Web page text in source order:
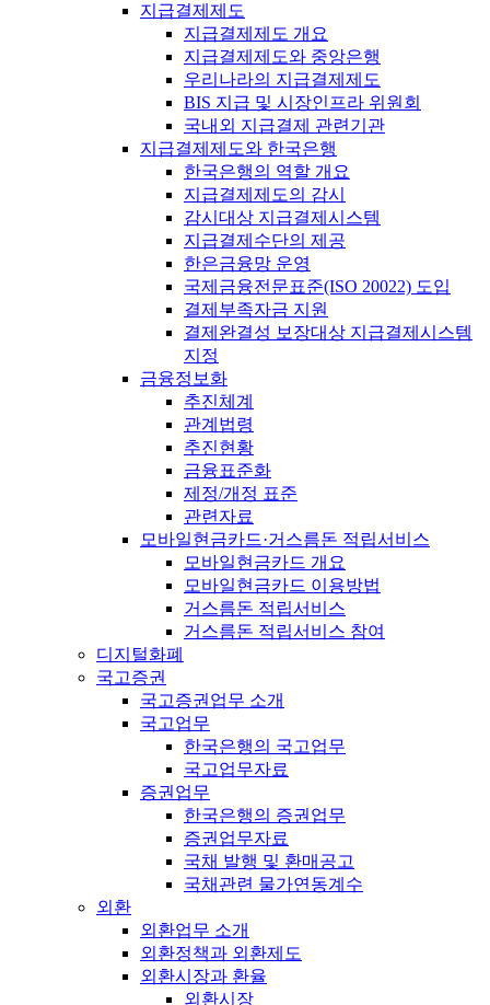
지급결제제도
지급결제제도 개요
지급결제제도와 중앙은행
우리나라의 지급결제제도
BIS 지급 및 시장인프라 위원회
국내외 지급결제 관련기관
지급결제제도와 한국은행
한국은행의 역할 개요
지급결제제도의 감시
감시대상 지급결제시스템
지급결제수단의 제공
한은금융망 운영
국제금융전문표준(ISO 20022) 도입
결제부족자금 지원
결제완결성 보장대상 지급결제시스템
지정
금융정보화
추진체계
관계법령
추진현황
금융표준화
제정/개정 표준
관련자료
모바일현금카드·거스름돈 적립서비스
모바일현금카드 개요
모바일현금카드 이용방법
거스름돈 적립서비스
거스름돈 적립서비스 참여
디지털화폐
국고증권
국고증권업무 소개
국고업무
한국은행의 국고업무
국고업무자료
증권업무
한국은행의 증권업무
증권업무자료
국채 발행 및 환매공고
국채관련 물가연동계수
외환
외환업무 소개
외환정책과 외환제도
외환시장과 환율
외환시장